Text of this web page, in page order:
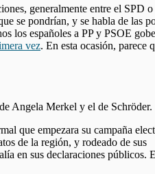
generalmente entre el SPD
se pondrían, y se habla de las
los españoles a PP y PSOE
vez. En esta ocasión, parece
Angela Merkel y el de Schröder.
que empezara su campaña
de la región, y rodeado de sus
en sus declaraciones públicos.